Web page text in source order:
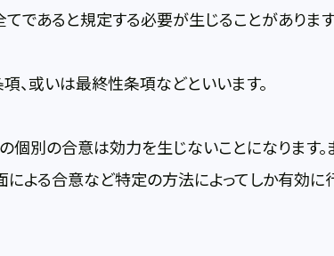
であると規定する必要が生じることがあります
、或いは最終性条項などといいます。
個別の合意は効力を生じないことになります。
よる合意など特定の方法によってしか有効に